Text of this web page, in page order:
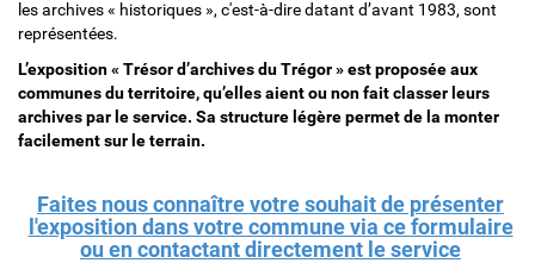
les archives « historiques », c'est-à-dire datant d’avant 1983, sont
représentées.
L’exposition « Trésor d’archives du Trégor » est proposée aux
communes du territoire, qu’elles aient ou non fait classer leurs
archives par le service. Sa structure légère permet de la monter
facilement sur le terrain.
Faites nous connaître votre souhait de présenter
l'exposition dans votre commune via ce formulaire
ou en contactant directement le service